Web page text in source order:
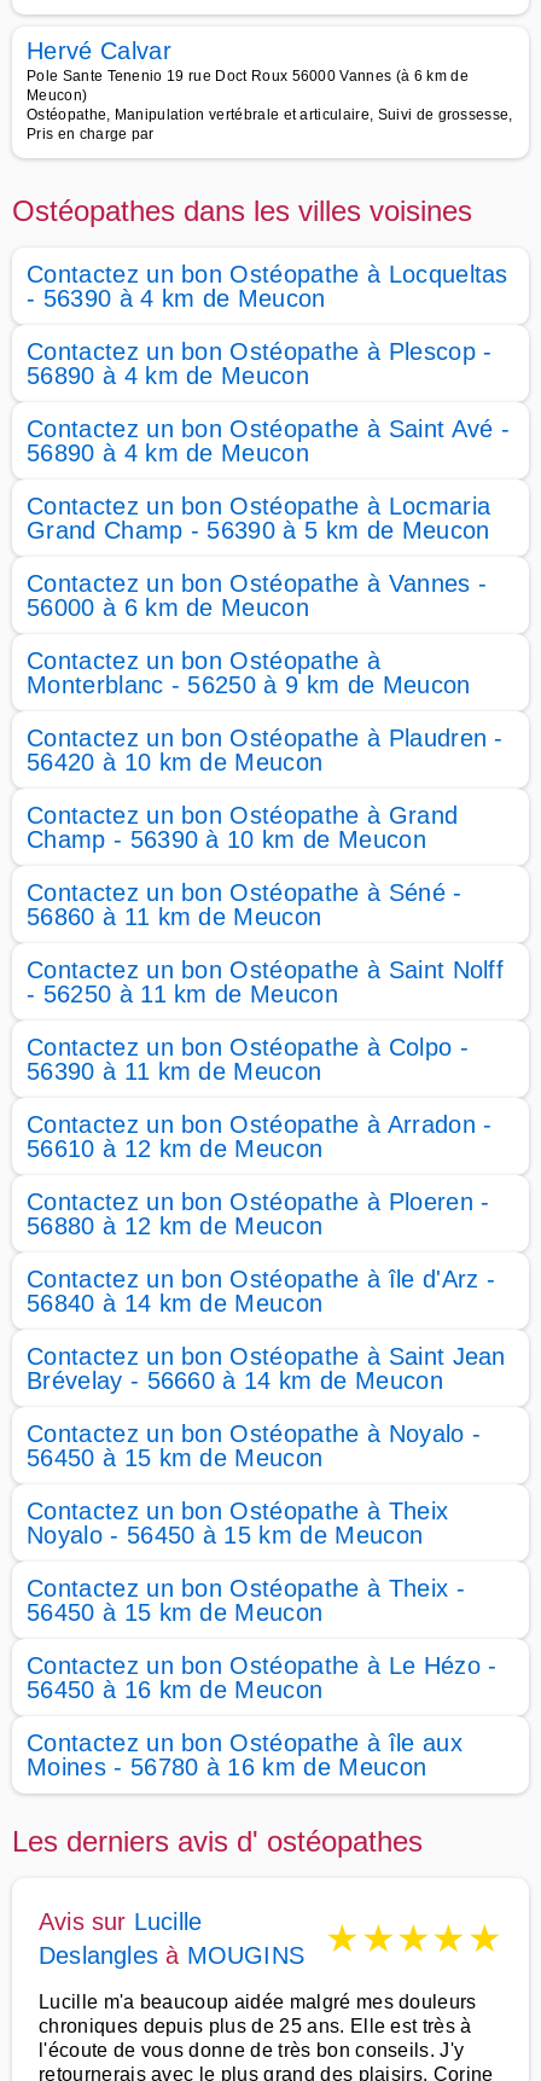
Hervé Calvar
Pole Sante Tenenio 19 rue Doct Roux 56000 Vannes (à 6 km de
Meucon)
Ostéopathe, Manipulation vertébrale et articulaire, Suivi de grossesse,
Pris en charge par
Ostéopathes dans les villes voisines
Contactez un bon Ostéopathe à Locqueltas
- 56390 à 4 km de Meucon
Contactez un bon Ostéopathe à Plescop -
56890 à 4 km de Meucon
Contactez un bon Ostéopathe à Saint Avé -
56890 à 4 km de Meucon
Contactez un bon Ostéopathe à Locmaria
Grand Champ - 56390 à 5 km de Meucon
Contactez un bon Ostéopathe à Vannes -
56000 à 6 km de Meucon
Contactez un bon Ostéopathe à
Monterblanc - 56250 à 9 km de Meucon
Contactez un bon Ostéopathe à Plaudren -
56420 à 10 km de Meucon
Contactez un bon Ostéopathe à Grand
Champ - 56390 à 10 km de Meucon
Contactez un bon Ostéopathe à Séné -
56860 à 11 km de Meucon
Contactez un bon Ostéopathe à Saint Nolff
- 56250 à 11 km de Meucon
Contactez un bon Ostéopathe à Colpo -
56390 à 11 km de Meucon
Contactez un bon Ostéopathe à Arradon -
56610 à 12 km de Meucon
Contactez un bon Ostéopathe à Ploeren -
56880 à 12 km de Meucon
Contactez un bon Ostéopathe à île d'Arz -
56840 à 14 km de Meucon
Contactez un bon Ostéopathe à Saint Jean
Brévelay - 56660 à 14 km de Meucon
Contactez un bon Ostéopathe à Noyalo -
56450 à 15 km de Meucon
Contactez un bon Ostéopathe à Theix
Noyalo - 56450 à 15 km de Meucon
Contactez un bon Ostéopathe à Theix -
56450 à 15 km de Meucon
Contactez un bon Ostéopathe à Le Hézo -
56450 à 16 km de Meucon
Contactez un bon Ostéopathe à île aux
Moines - 56780 à 16 km de Meucon
Les derniers avis d' ostéopathes
Avis sur Lucille
Deslangles à MOUGINS ★★★★★
Lucille m'a beaucoup aidée malgré mes douleurs
chroniques depuis plus de 25 ans. Elle est très à
l'écoute de vous donne de très bon conseils. J'y
retournerais avec le plus grand des plaisirs. Corine